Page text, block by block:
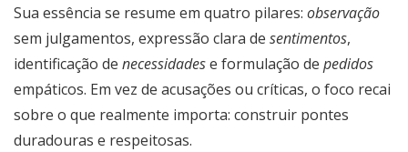
Sua essência se resume em quatro pilares: observação
sem julgamentos, expressão clara de sentimentos,
identificação de necessidadese formulação de pedidos
empáticos. Em vez de acusações ou críticas, o foco recai
sobre o que realmente importa: construir pontes
duradouras e respeitosas.